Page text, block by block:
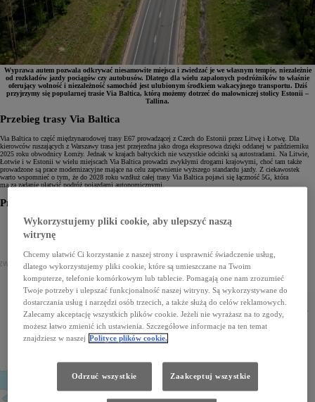
Wyprawa autem pozwala odkrywać niesamowite miejsca i zwiedzać je we własnym tempie, niezależnie
od rozkładów jazdy pociągów czy autobusów. Dlatego dla wielu zapalonych podróżników to właśnie
oferujący wolność i niezależność samochód jest ulubionym środkiem wakacyjnego transportu. Dziś
przyjrzymy się popularnej trasie Via Baltica, którą możemy dotrzeć do malowniczej stolicy Estonii –
Tallina.
Przebieg trasy Via Baltica
Via Baltica to część międzynarodowej trasy E67 prowadzącej z Czech do Estonii przez Litwę i Łotwę. Dla
kierowców ruszających z Warszawy trasa jest przejezdna jako droga ekspresowa dzięki oddanej w październiku
2025 roku obwodnicy Łomży. Jednak w krajach bałtyckich nie wszystkie odcinki są autostradami. Na Litwie,
Łotwie i w Estonii w wielu miejscach Via Baltica prowadzi zwykłymi drogami krajowymi, choć tam także
prowadzone są prace modernizacyjne mające na celu zapewnienie wyższego standardu jazdy. Z ciekawostek
warto wspomnieć o tym, że do 2028 roku wzdłuż całej trasy Via Baltica pojawi się łączność 5G, która
ma za zadanie ułatwić podróż pojazdami autonomicznymi.
Przebieg trasy Via Baltica:
Wykorzystujemy pliki cookie, aby ulepszyć naszą
witrynę
Chcemy ułatwić Ci korzystanie z naszej strony i usprawnić świadczenie usług,
dlatego wykorzystujemy pliki cookie, które są umieszczane na Twoim
komputerze, telefonie komórkowym lub tablecie. Pomagają one nam zrozumieć
Twoje potrzeby i ulepszać funkcjonalność naszej witryny. Są wykorzystywane do
dostarczania usług i narzędzi osób trzecich, a także służą do celów reklamowych.
Zalecamy akceptację wszystkich plików cookie. Jeżeli nie wyrażasz na to zgody,
możesz łatwo zmienić ich ustawienia. Szczegółowe informacje na ten temat
znajdziesz w naszej Polityce plików cookie.
Odrzuć wszystkie Zaakceptuj wszystkie